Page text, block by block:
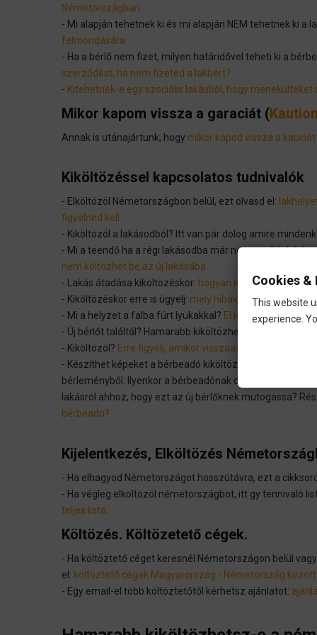
Németországban.
- Mi alapján tehetnek ki és mi alapján NEM tehetnek ki a
felmondására
- Ha a bérlő nem fizet, milyen határidővel teheti ki a
szerződést, ha nem fizeted a lakbért?
- Kitehetnek-e egy szociális lakásból, hogy menekülteket
Mikor kapom vissza a garaciát (Kaution
Annak is utánajártunk, hogy mikor kapod vissza a
Kiköltözéssel kapcsolatos tudnivalók
- Elköltözöl Németországbon belül, ezt olvasd el:
figyelned kell…
​- Kiköltözöl a lakásodból? Itt van pár dolog amire
- Mi a teendő ha a régi lakásodba már nem, az őj
nem költözhet be az új lakásába
- Lakás átadása kiköltözéskor: hogyan kell átadni a
- Kiköltözéskor erre is ügyelj: mely hibákat tűrheti el a
- Mi a helyzet a falba fúrt lyukakkal? El kell-e távolítanod
- Új bérlőt találtál? Hamarabb kiköltözhetsz?
- Kiköltözöl? Erre figyelj, amikor visszaadod a bérelt lakást
- Készíthet képeket a bérbeadó kiköltözésre? Időnként
bérleményből. Ilyenkor a bérbeadónak célja, hogy
lakásról ahhoz, hogy ezt az új bérlőknek mutogassa?
bérbeadó?
Kijelentkezés, Elköltözés
- Ha elhagyod Németországot hosszútávra, ezt a
- Ha végleg elköltözöl németországbot, itt gy tennivaló
teljes lista.
Költözés. Költözetető cégek.
- Ha költöztető céget keresnél Németországon belül
el: költöztető cégek Magyarország - Németország között
- Egy email-el több költöztetőtől kérhetsz ajánlatot:
Cookies &
This website
experience.